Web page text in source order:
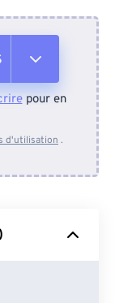
pour en
d'utilisation .